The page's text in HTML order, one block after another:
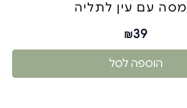
עם עין לתליה
₪39
הוספה לסל